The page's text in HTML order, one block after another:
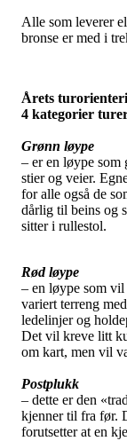
Alle som leverer
bronse er med i
Årets
4 kategorier
Grønn løype
– er en løype som
stier og veier.
for alle også de
dårlig til beins og
sitter i rullestol.
Rød løype
– en løype som vil
variert terreng
ledelinjer og
Det vil kreve litt
om kart, men vil
Postplukk
– dette er den
kjenner til fra før.
forutsetter at en